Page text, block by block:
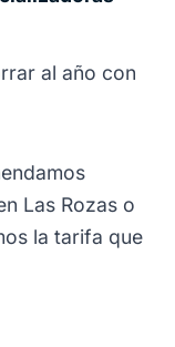
al año con
Las Rozas o
la tarifa que